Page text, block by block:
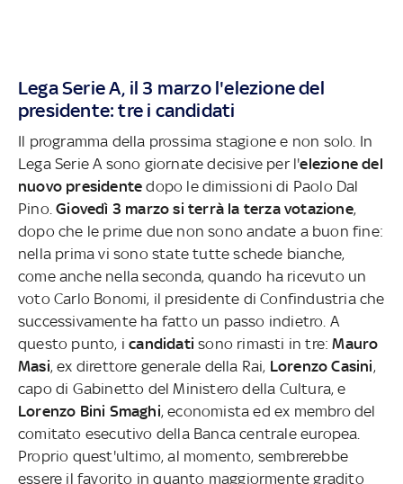
Lega Serie A, il 3 marzo l'elezione del
presidente: tre i candidati
Il programma della prossima stagione e non solo. In
Lega Serie A sono giornate decisive per l'elezione del
nuovo presidente dopo le dimissioni di Paolo Dal
Pino.Giovedì 3 marzo si terrà la terza votazione,
dopo che le prime due non sono andate a buon fine:
nella prima vi sono state tutte schede bianche,
come anche nella seconda, quando ha ricevuto un
voto Carlo Bonomi, il presidente di Confindustria che
successivamente ha fatto un passo indietro. A
questo punto, icandidati sono rimasti in tre:Mauro
Masi, ex direttore generale della Rai, Lorenzo Casini,
capo di Gabinetto del Ministero della Cultura, e
Lorenzo Bini Smaghi, economista ed ex membro del
comitato esecutivo della Banca centrale europea.
Proprio quest'ultimo, al momento, sembrerebbe
essere il favorito in quanto maggiormente gradito